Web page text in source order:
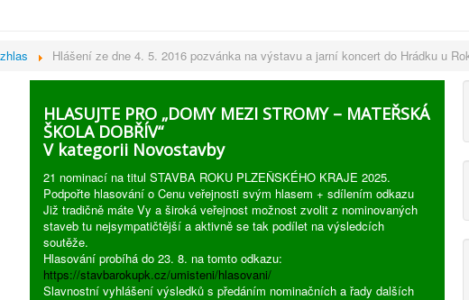
Hlášení ze dne 4. 5. 2016 pozvánka na výstavu a jarní koncert do Hrádku u
HLASUJTE PRO „DOMY MEZI STROMY – MATEŘSKÁ
ŠKOLA DOBŘÍV“
V kategorii Novostavby
21 nominací na titul STAVBA ROKU PLZEŇSKÉHO KRAJE 2025.
Podpořte hlasování o Cenu veřejnosti svým hlasem + sdílením odkazu
Již tradičně máte Vy a široká veřejnost možnost zvolit z nominovaných
staveb tu nejsympatičtější a aktivně se tak podílet na výsledcích
soutěže.
Hlasování probíhá do 23. 8. na tomto odkazu:
https://stavbarokupk.cz/umisteni/hlasovani/
Slavnostní vyhlášení výsledků s předáním nominačních a řady dalších